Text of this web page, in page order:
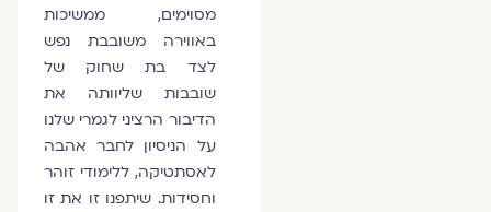
מסוימים, ממשיכות
באווירה משובבת נפש
לצד בת שחוק של
שובבות שליוותה את
הדיבור הרציני לגמרי שלנו
על הניסיון לחבר אהבה
לאסתטיקה, ללימודי זוהר
וחסידות. שיתפנו זו את זו